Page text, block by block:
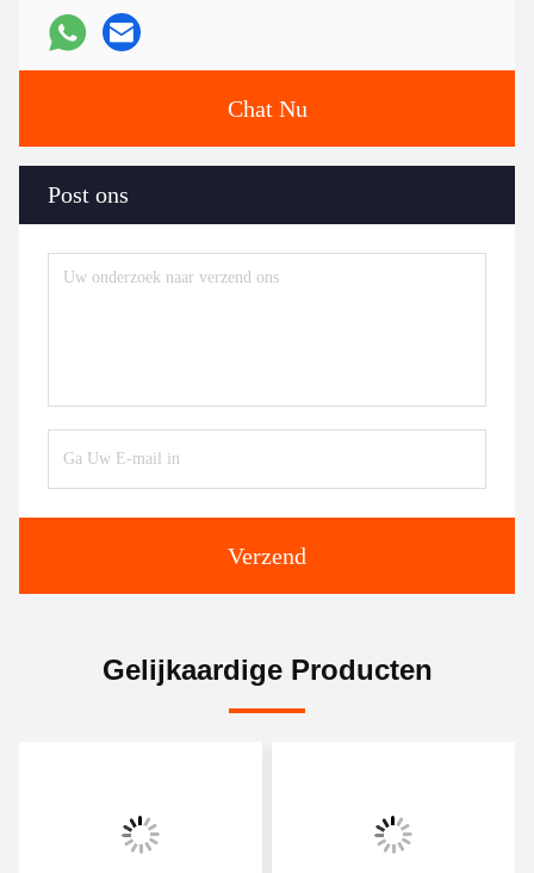
Chat Nu
Post ons
Verzend
Gelijkaardige Producten